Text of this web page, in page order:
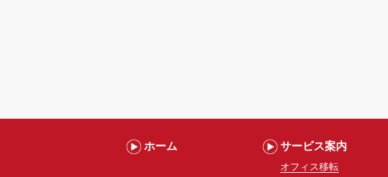
ホーム サービス案内
オフィス移転